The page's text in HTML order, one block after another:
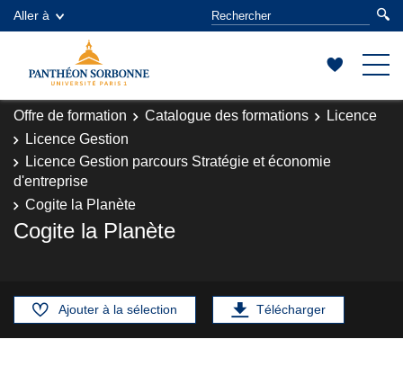
Aller à
Offre de formation Catalogue des formations
Licence
Licence Gestion
Licence Gestion parcours Stratégie et économie
d'entreprise
Cogite la Planète
Cogite la Planète
Ajouter à la sélection Télécharger